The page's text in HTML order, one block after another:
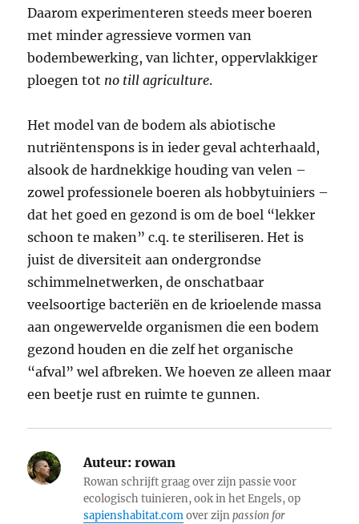
Daarom experimenteren steeds meer boeren
met minder agressieve vormen van
bodembewerking, van lichter, oppervlakkiger
ploegen tot no till agriculture.
Het model van de bodem als abiotische
nutriëntenspons is in ieder geval achterhaald,
alsook de hardnekkige houding van velen –
zowel professionele boeren als hobbytuiniers –
dat het goed en gezond is om de boel “lekker
schoon te maken” c.q. te steriliseren. Het is
juist de diversiteit aan ondergrondse
schimmelnetwerken, de onschatbaar
veelsoortige bacteriën en de krioelende massa
aan ongewervelde organismen die een bodem
gezond houden en die zelf het organische
“afval” wel afbreken. We hoeven ze alleen maar
een beetje rust en ruimte te gunnen.
Auteur: rowan
Rowan schrijft graag over zijn passie voor
ecologisch tuinieren, ook in het Engels, op
sapienshabitat.comover zijnpassion for